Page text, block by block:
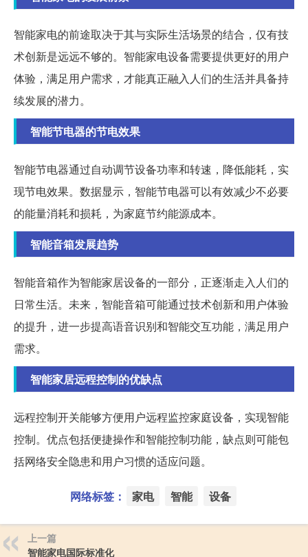
智能家电的前途取决于其与实际生活场景的结合，仅有技
术创新是远远不够的。智能家电设备需要提供更好的用户
体验，满足用户需求，才能真正融入人们的生活并具备持
续发展的潜力。
智能节电器的节电效果
智能节电器通过自动调节设备功率和转速，降低能耗，实
现节电效果。数据显示，智能节电器可以有效减少不必要
的能量消耗和损耗，为家庭节约能源成本。
智能音箱发展趋势
智能音箱作为智能家居设备的一部分，正逐渐走入人们的
日常生活。未来，智能音箱可能通过技术创新和用户体验
的提升，进一步提高语音识别和智能交互功能，满足用户
需求。
智能家居远程控制的优缺点
远程控制开关能够方便用户远程监控家庭设备，实现智能
控制。优点包括便捷操作和智能控制功能，缺点则可能包
括网络安全隐患和用户习惯的适应问题。
网络标签： 家电 智能 设备
上一篇
智能家电国际标准化